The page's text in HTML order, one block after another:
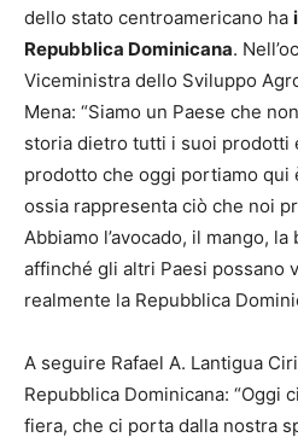
dello stato centroamericano ha
Repubblica Dominicana.
Viceministra dello Sviluppo
Mena: “Siamo un Paese che
storia dietro tutti i suoi prodotti
prodotto che oggi portiamo qui
ossia rappresenta ciò che noi
Abbiamo l’avocado, il mango,
affinché gli altri Paesi possano
realmente la Repubblica
A seguire Rafael A. Lantigua
Repubblica Dominicana: “Oggi
fiera, che ci porta dalla nostra